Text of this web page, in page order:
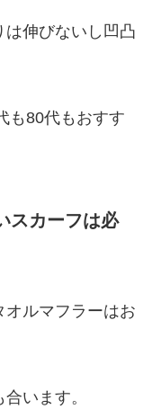
は伸びないし凹凸
も80代もおすす
スカーフは必
ルマフラーはお
います。